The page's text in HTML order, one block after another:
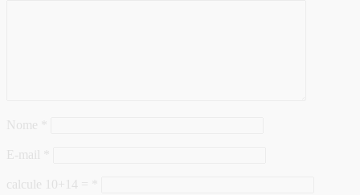
Nome
E-mail
calcule 10+14 =